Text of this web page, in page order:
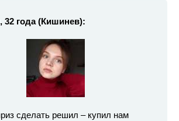
32 года (Кишинев):
сделать решил – купил нам